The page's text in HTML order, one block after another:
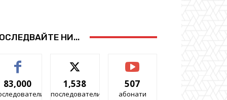
НИ...
83,000 1,538
последователи
507
абонати